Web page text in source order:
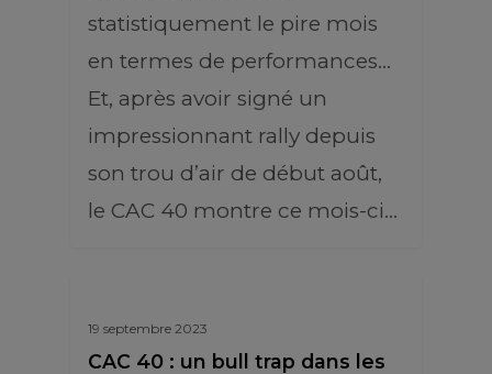
statistiquement le pire mois
en termes de performances…
Et, après avoir signé un
impressionnant rally depuis
son trou d’air de début août,
le CAC 40 montre ce mois-ci…
19 septembre 2023
CAC 40 : un bull trap dans les